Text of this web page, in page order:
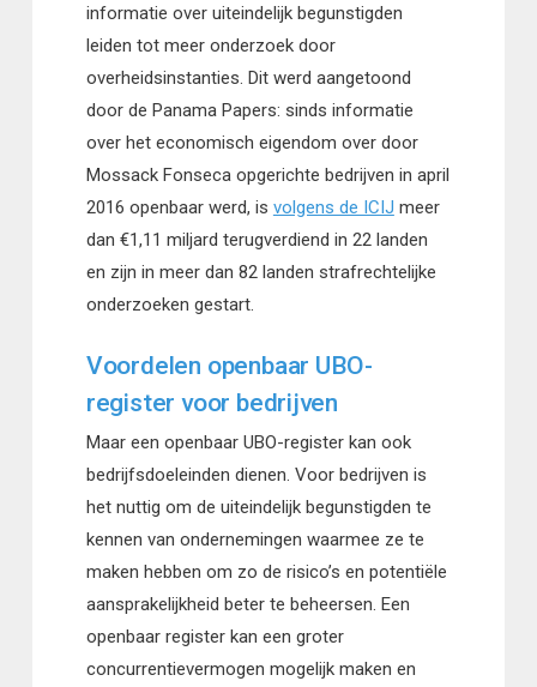
informatie over uiteindelijk begunstigden
leiden tot meer onderzoek door
overheidsinstanties. Dit werd aangetoond
door de Panama Papers: sinds informatie
over het economisch eigendom over door
Mossack Fonseca opgerichte bedrijven in april
2016 openbaar werd, is volgens de ICIJ meer
dan €1,11 miljard terugverdiend in 22 landen
en zijn in meer dan 82 landen strafrechtelijke
onderzoeken gestart.
Voordelen openbaar UBO-
register voor bedrijven
Maar een openbaar UBO-register kan ook
bedrijfsdoeleinden dienen. Voor bedrijven is
het nuttig om de uiteindelijk begunstigden te
kennen van ondernemingen waarmee ze te
maken hebben om zo de risico’s en potentiële
aansprakelijkheid beter te beheersen. Een
openbaar register kan een groter
concurrentievermogen mogelijk maken en